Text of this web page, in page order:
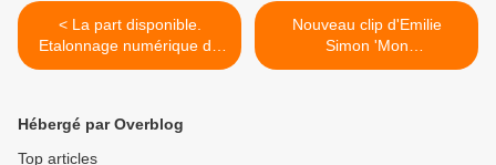
< La part disponible.
Etalonnage numérique du
documentaire de Lucas
Nouveau clip d'Emilie
Simon 'Mon
chevalier'.Etalonné sur
Hébergé par Overblog
Top articles